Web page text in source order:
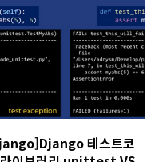
테스트코